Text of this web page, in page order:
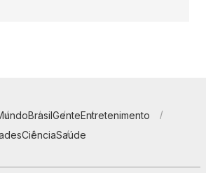
BrasilGenteEntretenimento
CiênciaSaúde